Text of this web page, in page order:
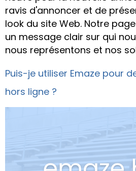
ravis d'annoncer et de
look du site Web. Notre
un message clair sur qui
nous représentons et nos
Puis-je utiliser Emaze pour
hors ligne ?